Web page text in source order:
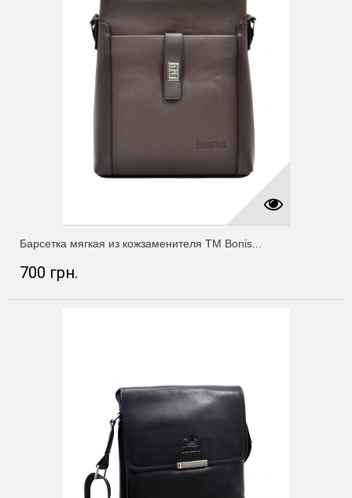
Барсетка мягкая из кожзаменителя ТМ Bonis...
700 грн.